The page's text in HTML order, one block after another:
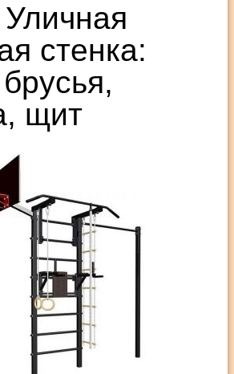
стенка:
щит